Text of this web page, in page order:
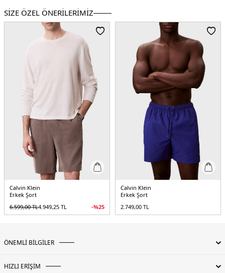
5DE1KM0KM01101CEF.12
SİZE ÖZEL ÖNERİLERİMİZ
Calvin Klein
Erkek Şort
6.599,00TL4.949,25 TL -%25
Calvin Klein
Erkek Şort
2.749,00 TL
ÖNEMLİ BİLGİLER
HIZLI ERİŞİM